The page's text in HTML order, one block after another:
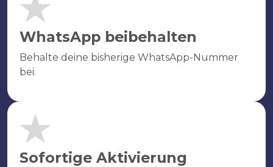
WhatsApp beibehalten
Behalte deine bisherige WhatsApp-Nummer
bei.
Sofortige Aktivierung